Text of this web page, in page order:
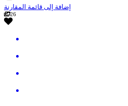
إضافة إلى قائمة المقارنة
26